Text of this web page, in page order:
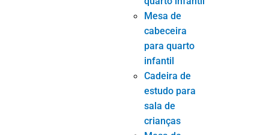
Cadeira de
console
Espelho de
console
Mesa de
console
Mesa lateral
Sofá
Gabinete de